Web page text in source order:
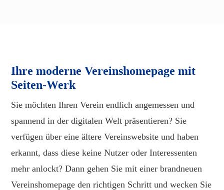
Ihre moderne Vereinshomepage mit
Seiten-Werk
Sie möchten Ihren Verein endlich angemessen und
spannend in der digitalen Welt präsentieren? Sie
verfügen über eine ältere Vereinswebsite und haben
erkannt, dass diese keine Nutzer oder Interessenten
mehr anlockt? Dann gehen Sie mit einer brandneuen
Vereinshomepage den richtigen Schritt und wecken Sie